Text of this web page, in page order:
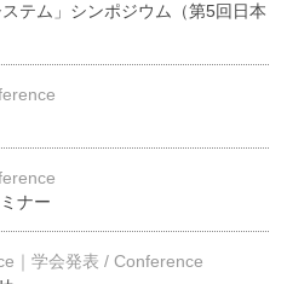
テム」シンポジウム（第5回日本
ナー
学会発表 / Conference